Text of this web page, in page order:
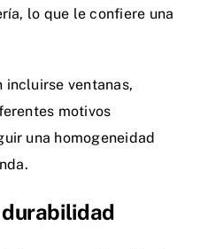
lo que le confiere una
incluirse ventanas,
motivos
una homogeneidad